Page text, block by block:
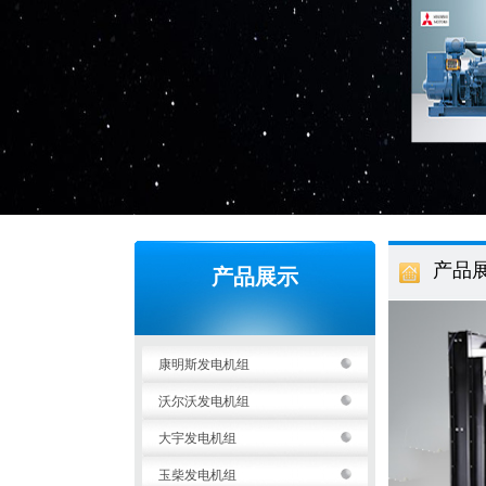
产品展示
康明斯发电机组
沃尔沃发电机组
大宇发电机组
玉柴发电机组
产品